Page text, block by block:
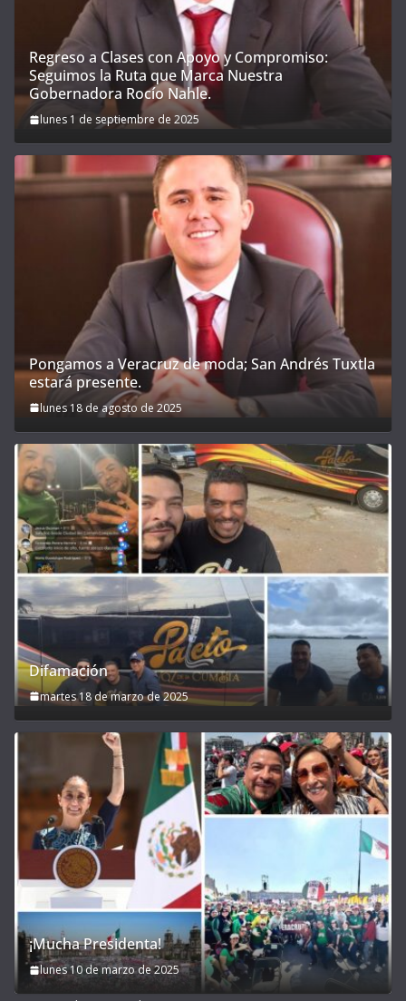
Regreso a Clases con Apoyo y Compromiso:
Seguimos la Ruta que Marca Nuestra
Gobernadora Rocío Nahle.
lunes 1 de septiembre de 2025
Pongamos a Veracruz de moda; San Andrés Tuxtla
estará presente.
lunes 18 de agosto de 2025
Difamación
martes 18 de marzo de 2025
¡Mucha Presidenta!
lunes 10 de marzo de 2025